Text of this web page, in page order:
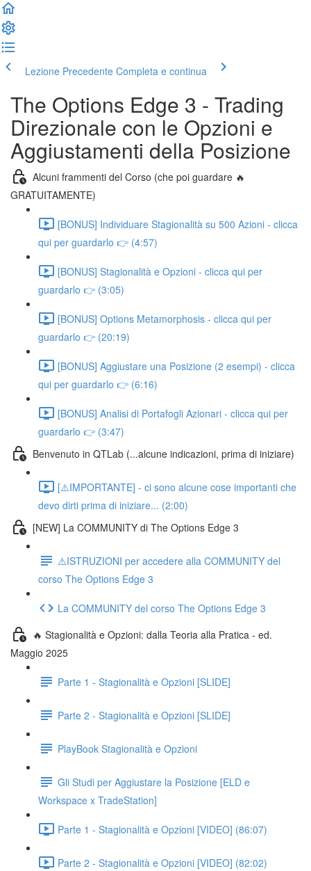
Lezione Precedente Completa e continua
The Options Edge 3 - Trading
Direzionale con le Opzioni e
Aggiustamenti della Posizione
Alcuni frammenti del Corso (che poi guardare 🔥
GRATUITAMENTE)
[BONUS] Individuare Stagionalità su 500 Azioni - clicca
qui per guardarlo 👉 (4:57)
[BONUS] Stagionalità e Opzioni - clicca qui per
guardarlo 👉 (3:05)
[BONUS] Options Metamorphosis - clicca qui per
guardarlo 👉 (20:19)
[BONUS] Aggiustare una Posizione (2 esempi) - clicca
qui per guardarlo 👉 (6:16)
[BONUS] Analisi di Portafogli Azionari - clicca qui per
guardarlo 👉 (3:47)
Benvenuto in QTLab (...alcune indicazioni, prima di iniziare)
[⚠️IMPORTANTE] - ci sono alcune cose importanti che
devo dirti prima di iniziare... (2:00)
[NEW] La COMMUNITY di The Options Edge 3
⚠️ISTRUZIONI per accedere alla COMMUNITY del
corso The Options Edge 3
La COMMUNITY del corso The Options Edge 3
🔥 Stagionalità e Opzioni: dalla Teoria alla Pratica - ed.
Maggio 2025
Parte 1 - Stagionalità e Opzioni [SLIDE]
Parte 2 - Stagionalità e Opzioni [SLIDE]
PlayBook Stagionalità e Opzioni
Gli Studi per Aggiustare la Posizione [ELD e
Workspace x TradeStation]
Parte 1 - Stagionalità e Opzioni [VIDEO] (86:07)
Parte 2 - Stagionalità e Opzioni [VIDEO] (82:02)